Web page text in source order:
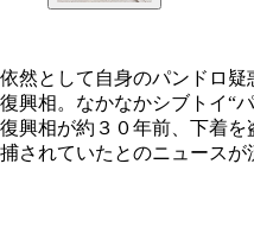
依然として自身のパンドロ
復興相。なかなかシブトイ“
復興相が約３０年前、下着
捕されていたとのニュースが